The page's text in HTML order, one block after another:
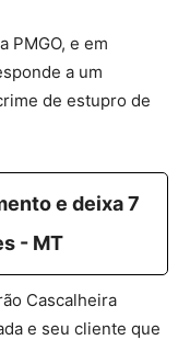
PMGO, e em
a um
de estupro de
e deixa 7
- MT
Cascalheira
e seu cliente que